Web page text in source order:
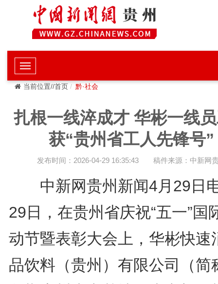
当前位置//首页 黔·社会
扎根一线淬成才 华彬一线
获“贵州省工人先锋号”
发布时间：2026-04-29 16:35:43 稿件来源：中新网
中新网贵州新闻4月29日
29日，在贵州省庆祝“五一”国
动节暨表彰大会上，华彬快速
品饮料（贵州）有限公司（简